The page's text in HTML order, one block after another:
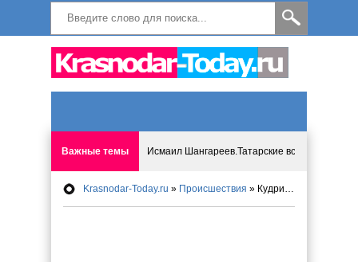
Важные темы Исмаил Шангареев.Татарские встречи на
Программа «Мир без слёз» впервые в Анапе:
Krasnodar-Today.ru » Происшествия » Кудрин предсказал повышение налогов в России